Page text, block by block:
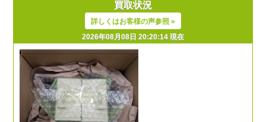
買取状況
詳しくはお客様の声参照 »
2026年08月08日 20:20:14 現在